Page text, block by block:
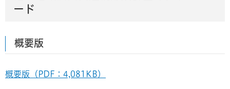
ード
概要版
概要版（PDF：4,081KB）